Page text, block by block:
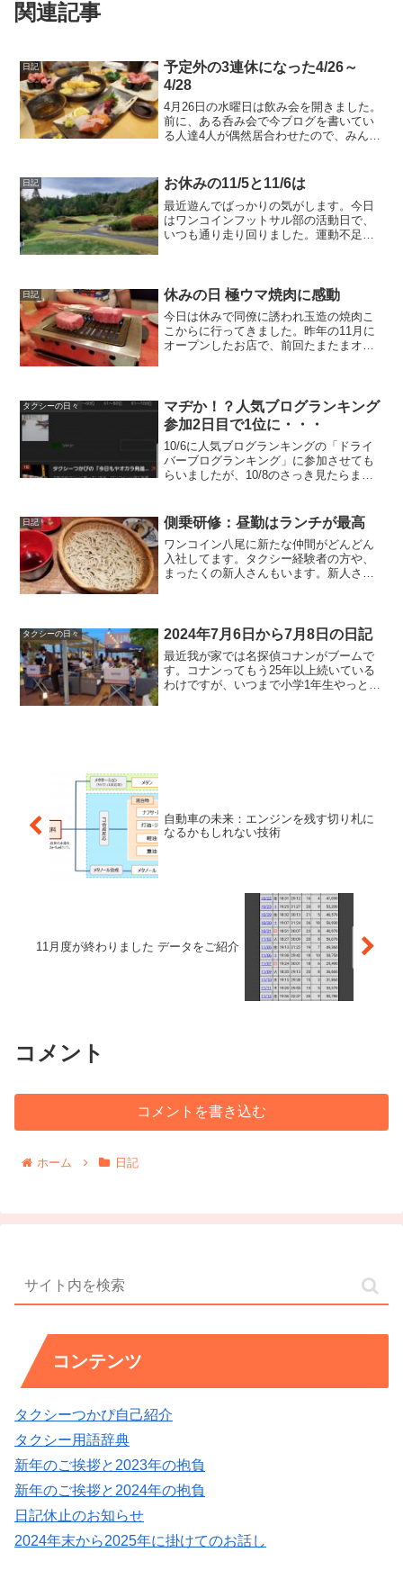
関連記事
日記
予定外の3連休になった4/26～
4/28
4月26日の水曜日は飲み会を開きました。
前に、ある呑み会で今ブログを書いてい
る人達4人が偶然居合わせたので、みんな
ンブロガー動物園」にしました。初期メ
ンバー4人はみんな...
日記 お休みの11/5と11/6は
最近遊んでばっかりの気がします。今日
はワンコインフットサル部の活動日で、
いつも通り走り回りました。運動不足解
だきました。朝6時に大正...
日記 休みの日 極ウマ焼肉に感動
今日は休みで同僚に誘われ玉造の焼肉こ
こからに行ってきました。昨年の11月に
オープンしたお店で、前回たまたまオー
写真は初めに頼んだ厚切...
タクシーの日々
マヂか！？人気ブログランキング
参加2日目で1位に・・・
10/6に人気ブログランキングの「ドライ
バーブログランキング」に参加させても
らいましたが、10/8のさっき見たらまさ
ばかりの初心者だからご祝儀クリックし
て下さったんです...
日記 側乗研修：昼勤はランチが最高
ワンコイン八尾に新たな仲間がどんどん
入社してます。タクシー経験者の方や、
まったくの新人さんもいます。新人さん
アプリを使っていなかった...
タクシーの日々 2024年7月6日から7月8日の日記
最近我が家では名探偵コナンがブームで
す。コナンってもう25年以上続いている
わけですが、いつまで小学1年生やっとる
自動車の未来：エンジンを残す切り札に
なるかもしれない技術
11月度が終わりました データをご紹介
コメント
コメントを書き込む
ホーム 日記
コンテンツ
タクシーつかぴ自己紹介
タクシー用語辞典
新年のご挨拶と2023年の抱負
新年のご挨拶と2024年の抱負
日記休止のお知らせ
2024年末から2025年に掛けてのお話し